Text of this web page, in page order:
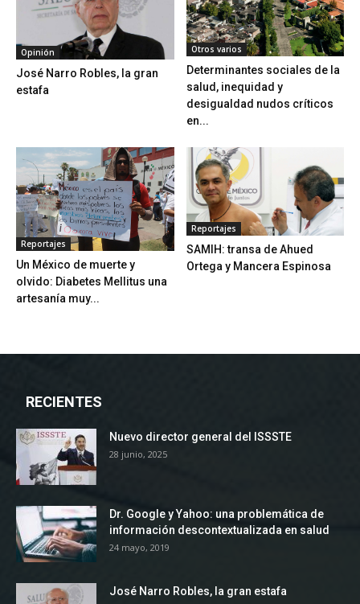
Opinión
José Narro Robles, la gran
estafa
Otros varios
Determinantes sociales de la
salud, inequidad y
desigualdad nudos críticos
en...
Reportajes
Un México de muerte y
olvido: Diabetes Mellitus una
artesanía muy...
Reportajes
SAMIH: transa de Ahued
Ortega y Mancera Espinosa
RECIENTES
Nuevo director general del ISSSTE
28 junio, 2025
Dr. Google y Yahoo: una problemática de
información descontextualizada en salud
24 mayo, 2019
José Narro Robles, la gran estafa